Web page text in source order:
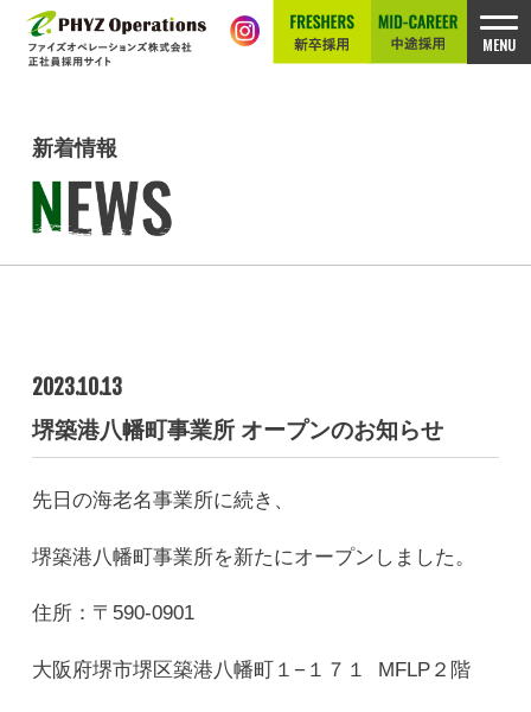
新着情報
2023.10.13
堺築港八幡町事業所 オープンのお知らせ
先日の海老名事業所に続き、
堺築港八幡町事業所を新たにオープンしました。
住所：〒590-0901
大阪府堺市堺区築港八幡町１−１７１ MFLP２階